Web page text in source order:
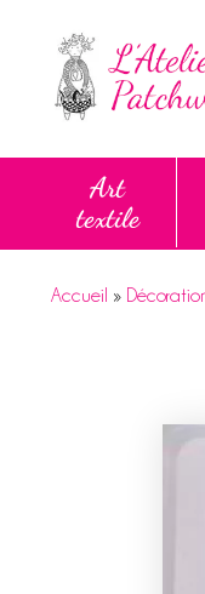
Art
textile
Accueil »